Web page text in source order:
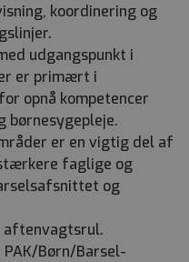
koordinering og
udgangspunkt i
er primært i
opnå kompetencer
børnesygepleje.
er en vigtig del af
faglige og
og
aftenvagtsrul.
PAK/Børn/Barsel-